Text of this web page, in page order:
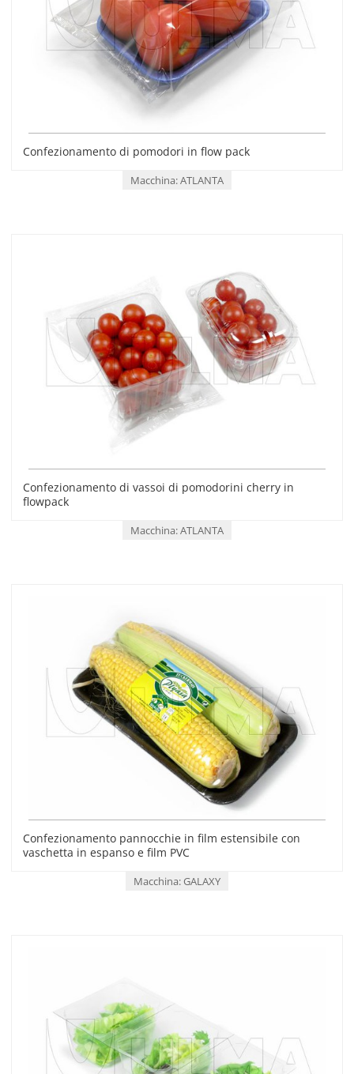
Confezionamento di pomodori in flow pack
Macchina: ATLANTA
Confezionamento di vassoi di pomodorini cherry in
flowpack
Macchina: ATLANTA
Confezionamento pannocchie in film estensibile con
vaschetta in espanso e film PVC
Macchina: GALAXY